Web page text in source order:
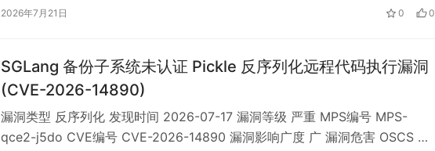
Boot 构建，提供企业版与社区版。 受影响版本中，TokenFilter 的…
2026年7月21日 0 0
SGLang 备份子系统未认证 Pickle 反序列化远程代码执行漏洞
(CVE-2026-14890)
漏洞类型 反序列化 发现时间 2026-07-17 漏洞等级 严重 MPS编号 MPS-
qce2-j5do CVE编号 CVE-2026-14890 漏洞影响广度 广 漏洞危害 OSCS 描